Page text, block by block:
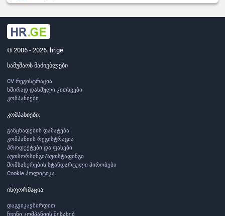
© 2006 - 2026. hr.ge
სამუშაოს მაძიებლები
CV რეგისტრაცია
ხშირად დასმული კითხვები
კომპანიები
კომპანიები:
განცხადების დამატება
კომპანიის რეგისტრაცია
პროდუქტები და ფასები
აუთსორსინგი/აუთსტაფინგი
მომსახურების სტანდარტული პირობები
Cookie პოლიტიკა
ინფორმაცია:
დაგვიკავშირდით
ჩვენი კომპანიის შესახებ